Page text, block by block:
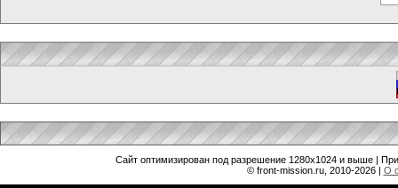
Сайт оптимизирован под разрешение 1280x1024 и выше |
© front-mission.ru, 2010-2026| О